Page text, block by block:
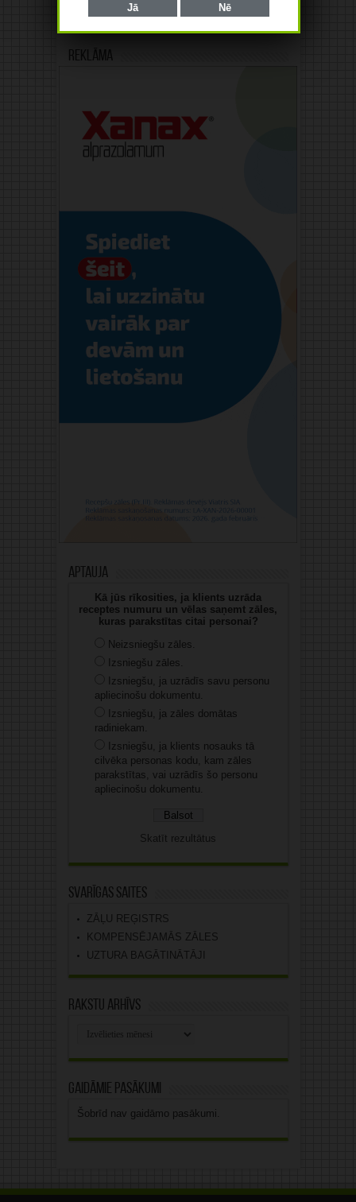
Reklāma
Aptauja
Kā jūs rīkosities, ja klients uzrāda
receptes numuru un vēlas saņemt zāles,
kuras parakstītas citai personai?
Neizsniegšu zāles.
Izsniegšu zāles.
Izsniegšu, ja uzrādīs savu personu
apliecinošu dokumentu.
Izsniegšu, ja zāles domātas
radiniekam.
Izsniegšu, ja klients nosauks tā
cilvēka personas kodu, kam zāles
parakstītas, vai uzrādīs šo personu
apliecinošu dokumentu.
Skatīt rezultātus
Svarīgas saites
ZĀĻU REĢISTRS
KOMPENSĒJAMĀS ZĀLES
UZTURA BAGĀTINĀTĀJI
Rakstu arhīvs
Gaidāmie pasākumi
Šobrīd nav gaidāmo pasākumi.
Jā Nē